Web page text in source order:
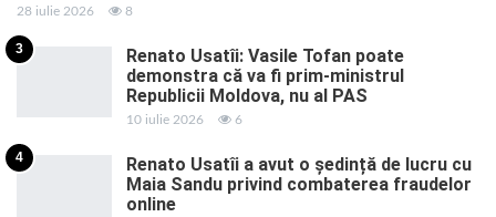
28 iulie 2026 8
3
Renato Usatîi: Vasile Tofan poate
demonstra că va fi prim-ministrul
Republicii Moldova, nu al PAS
10 iulie 2026 6
4
Renato Usatîi a avut o ședință de lucru cu
Maia Sandu privind combaterea fraudelor
online